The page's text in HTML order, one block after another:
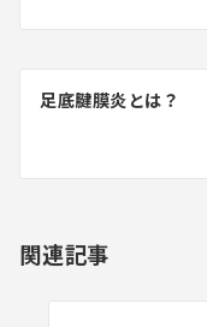
ナ
ビ
ゲ
シ
ン
足底腱膜炎とは？
関連記事